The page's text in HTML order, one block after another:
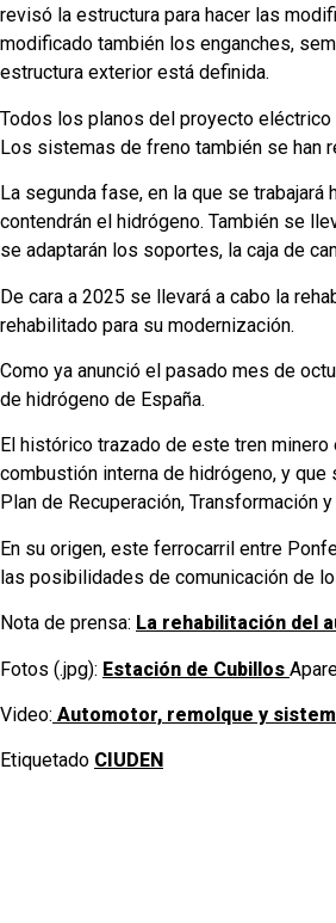
revisó la estructura para hacer las
modificado también los enganches,
estructura exterior está definida.
Todos los planos del proyecto
Los sistemas de freno también se han
La segunda fase, en la que se
contendrán el hidrógeno. También se
se adaptarán los soportes, la caja de
De cara a 2025 se llevará a cabo la
rehabilitado para su modernización.
Como ya anunció el pasado mes de
de hidrógeno de España.
El histórico trazado de este tren
combustión interna de hidrógeno, y que
Plan de Recuperación, Transformación
En su origen, este ferrocarril entre
las posibilidades de comunicación de
Nota de prensa: La rehabilitación del
Fotos (.jpg): Estación de Cubillos
Video: Automotor, remolque y
Etiquetado CIUDEN